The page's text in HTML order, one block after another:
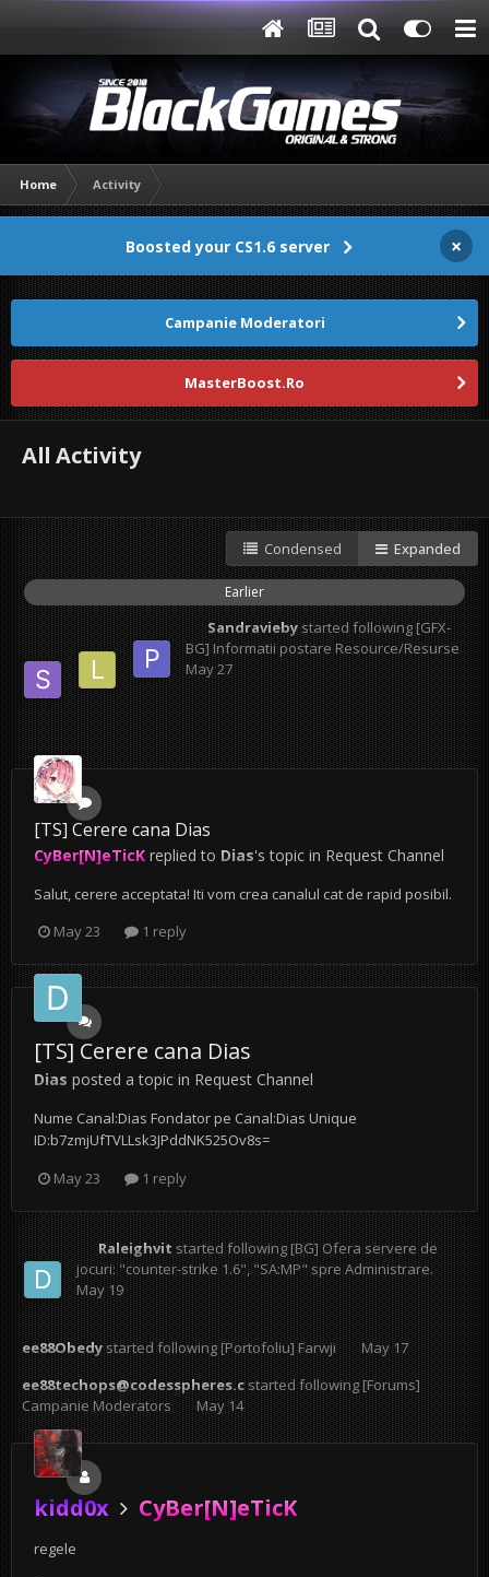
Home Activity
Boosted your CS1.6 server ×
Campanie Moderatori
MasterBoost.Ro
All Activity
Condensed Expanded
Earlier
Sandraviebystarted following[GFX-
BG] Informatii postare Resource/Resurse
May 27
[TS] Cerere cana Dias
CyBer[N]eTicK replied to Dias's topic in Request Channel
Salut, cerere acceptata! Iti vom crea canalul cat de rapid posibil.
May 23
1 reply
[TS] Cerere cana Dias
Dias posted a topic in Request Channel
Nume Canal:Dias Fondator pe Canal:Dias Unique
ID:b7zmjUfTVLLsk3JPddNK525Ov8s=
May 23
1 reply
Raleighvitstarted following[BG] Ofera servere de
jocuri: "counter-strike 1.6", "SA:MP" spre Administrare.
May 19
ee88Obedystarted following[Portofoliu] Farwji
May 17
ee88techops@codesspheres.cstarted following[Forums]
Campanie Moderators
May 14
kidd0x CyBer[N]eTicK
regele